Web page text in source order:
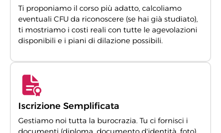
Ti proponiamo il corso più adatto, calcoliamo
eventuali CFU da riconoscere (se hai già studiato),
ti mostriamo i costi reali con tutte le agevolazioni
disponibili e i piani di dilazione possibili.
Iscrizione Semplificata
Gestiamo noi tutta la burocrazia. Tu ci fornisci i